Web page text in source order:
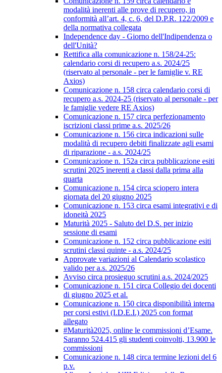
modalità inerenti alle prove di recupero, in
conformità all’art. 4, c. 6, del D.P.R. 122/2009 e
della normativa collegata
Independence day - Giorno dell'Indipendenza o
dell'Unità?
Rettifica alla comunicazione n. 158/24-25:
calendario corsi di recupero a.s. 2024/25
(riservato al personale - per le famiglie v. RE
Axios)
Comunicazione n. 158 circa calendario corsi di
recupero a.s. 2024-25 (riservato al personale - per
le famiglie vedere RE Axios)
Comunicazione n. 157 circa perfezionamento
iscrizioni classi prime a.s. 2025/26
Comunicazione n. 156 circa indicazioni sulle
modalità di recupero debiti finalizzate agli esami
di riparazione - a.s. 2024/25
Comunicazione n. 152a circa pubblicazione esiti
scrutini 2025 inerenti a classi dalla prima alla
quarta
Comunicazione n. 154 circa sciopero intera
giornata del 20 giugno 2025
Comunicazione n. 153 circa esami integrativi e di
idoneità 2025
Maturità 2025 - Saluto del D.S. per inizio
sessione di esami
Comunicazione n. 152 circa pubblicazione esiti
scrutini classi quinte - a.s. 2024/25
Approvate variazioni al Calendario scolastico
valido per a.s. 2025/26
Avviso circa prosieguo scrutini a.s. 2024/2025
Comunicazione n. 151 circa Collegio dei docenti
di giugno 2025 et al.
Comunicazione n. 150 circa disponibilità interna
per corsi estivi (I.D.E.I.) 2025 con format
allegato
#Maturità2025, online le commissioni d’Esame.
Saranno 524.415 gli studenti coinvolti, 13.900 le
commissioni
Comunicazione n. 148 circa termine lezioni del 6
p.v.